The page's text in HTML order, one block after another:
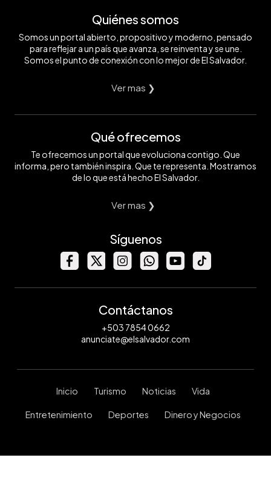
Quiénes somos
Somos un portal abierto, propositivo y moderno, pensado
para reflejar a un país que avanza, se reinventa y se une.
Somos el punto de conexión con lo mejor de El Salvador.
Ver mas ❯
Qué ofrecemos
Te ofrecemos un portal que evoluciona contigo. Que
informa, pero también inspira. Que te representa. Mostramos
de lo que está hecho El Salvador.
Ver mas ❯
Síguenos
Contáctanos
+503 7854 0662
anunciate@elsalvador.com
Inicio Turismo Noticias Vida
Entretenimiento Deportes Dinero y Negocios